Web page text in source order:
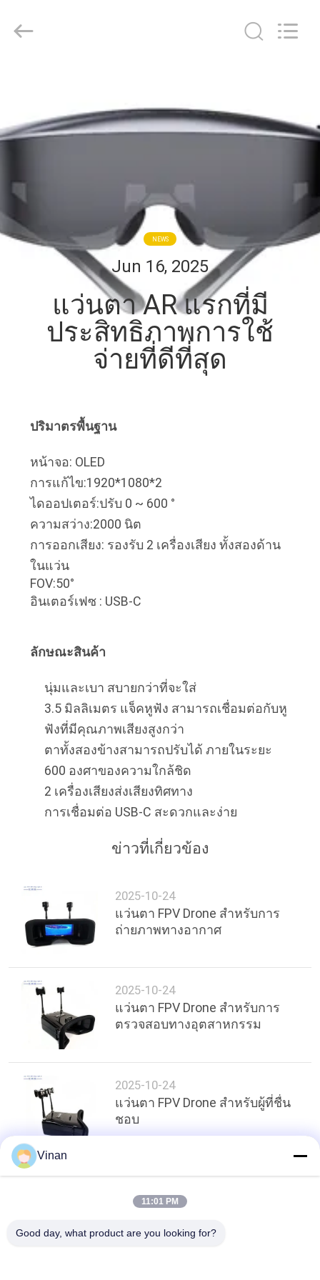
สินค้า
เกี่ยว
กับ
โรงงาน
คุณภาพ
ข่าว
กรณี
ขอ
เสนอ
ราคา
SHOPPING
ONLINE
แผนผัง
นโยบาย
ความ
เป็น
ส่วน
Intelligence
Technology
NEWS
Jun 16, 2025
แว่นตา AR แรกที่มี
ประสิทธิภาพการใช้
จ่ายที่ดีที่สุด
ปริมาตรพื้นฐาน
หน้าจอ: OLED
การแก้ไข:1920*1080*2
ไดออปเตอร์:ปรับ 0 ~ 600 °
ความสว่าง:2000 นิต
การออกเสียง: รองรับ 2 เครื่องเสียง ทั้งสองด้าน
ในแว่น
FOV:50°
อินเตอร์เฟซ : USB-C
ลักษณะสินค้า
นุ่มและเบา สบายกว่าที่จะใส่
3.5 มิลลิเมตร แจ็คหูฟัง สามารถเชื่อมต่อกับหู
ฟังที่มีคุณภาพเสียงสูงกว่า
ตาทั้งสองข้างสามารถปรับได้ ภายในระยะ
600 องศาของความใกล้ชิด
2 เครื่องเสียงส่งเสียงทิศทาง
การเชื่อมต่อ USB-C สะดวกและง่าย
ข่าวที่เกี่ยวข้อง
2025-10-24
แว่นตา FPV Drone สำหรับการ
ถ่ายภาพทางอากาศ
2025-10-24
แว่นตา FPV Drone สำหรับการ
ตรวจสอบทางอุตสาหกรรม
2025-10-24
แว่นตา FPV Drone สำหรับผู้ที่ชื่น
ชอบ
ด้านบน
Vinan
11:01 PM
Good day, what product are you looking for?